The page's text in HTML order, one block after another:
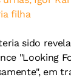
filha
sido
"Looking
em